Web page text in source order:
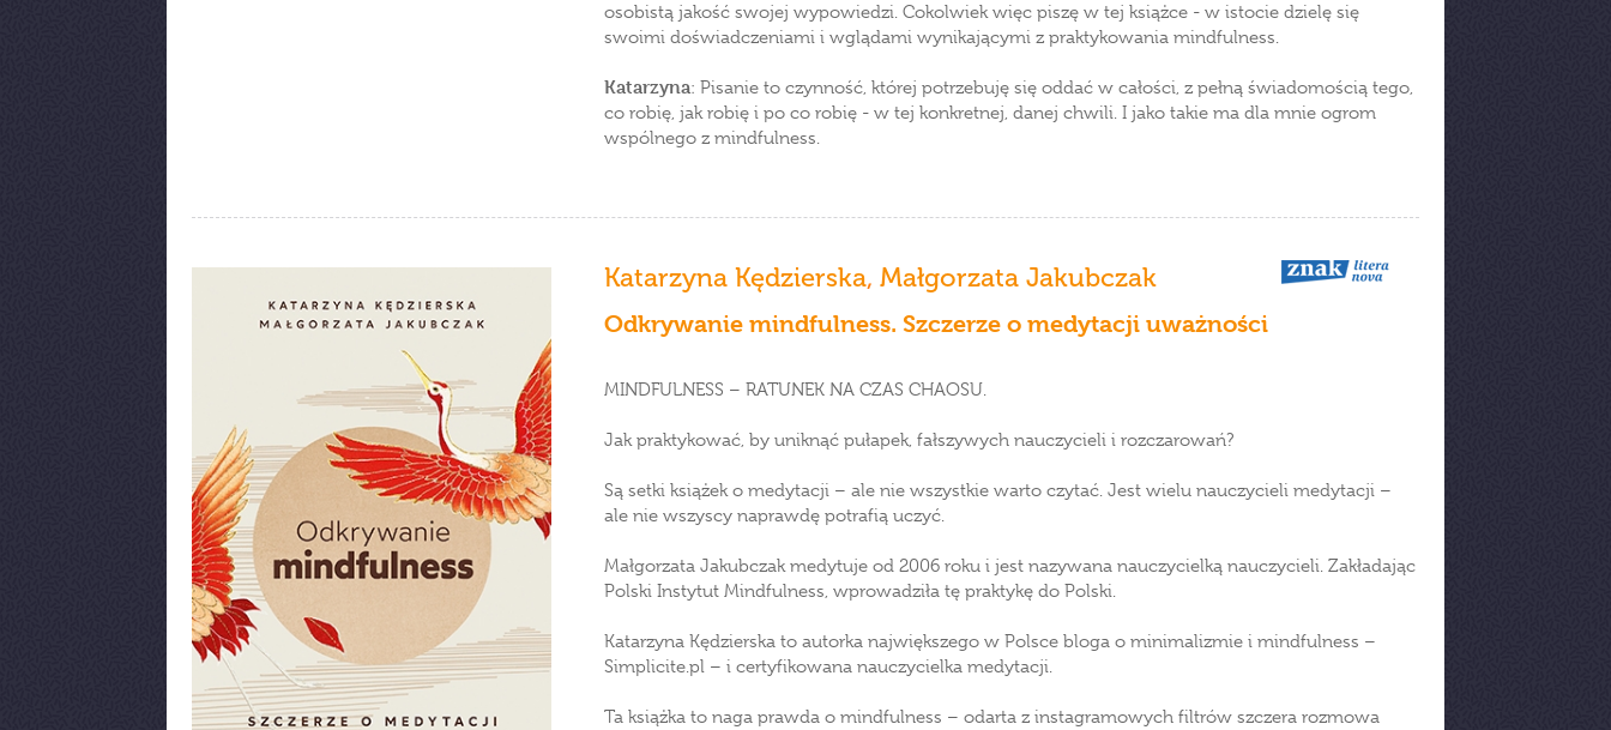
osobistą jakość swojej wypowiedzi. Cokolwiek więc piszę w tej książce - w istocie dzielę się
swoimi doświadczeniami i wglądami wynikającymi z praktykowania mindfulness.
Katarzyna: Pisanie to czynność, której potrzebuję się oddać w całości, z pełną świadomością tego,
co robię, jak robię i po co robię - w tej konkretnej, danej chwili. I jako takie ma dla mnie ogrom
wspólnego z mindfulness.
Katarzyna Kędzierska, Małgorzata Jakubczak
Odkrywanie mindfulness. Szczerze o medytacji uważności
MINDFULNESS – RATUNEK NA CZAS CHAOSU.
Jak praktykować, by uniknąć pułapek, fałszywych nauczycieli i rozczarowań?
Są setki książek o medytacji – ale nie wszystkie warto czytać. Jest wielu nauczycieli medytacji –
ale nie wszyscy naprawdę potrafią uczyć.
Małgorzata Jakubczak medytuje od 2006 roku i jest nazywana nauczycielką nauczycieli. Zakładając
Polski Instytut Mindfulness, wprowadziła tę praktykę do Polski.
Katarzyna Kędzierska to autorka największego w Polsce bloga o minimalizmie i mindfulness –
Simplicite.pl – i certyfikowana nauczycielka medytacji.
Ta książka to naga prawda o mindfulness – odarta z instagramowych filtrów szczera rozmowa